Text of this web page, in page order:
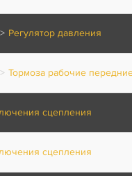
Регулятор давления
Тормоза рабочие
сцепления
сцепления